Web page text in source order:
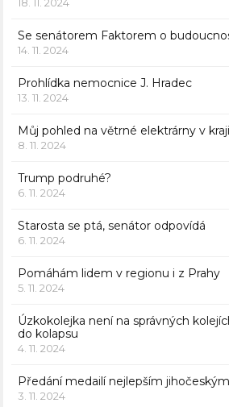
18. 11. 2024
Se senátorem Faktorem o
14. 11. 2024
Prohlídka nemocnice J. Hradec
13. 11. 2024
Můj pohled na větrné elektrárny v
8. 11. 2024
Trump podruhé?
6. 11. 2024
Starosta se ptá, senátor odpovídá
6. 11. 2024
Pomáhám lidem v regionu i z Prahy
5. 11. 2024
Úzkokolejka není na správných
do kolapsu
4. 11. 2024
Předání medailí nejlepším
3. 11. 2024